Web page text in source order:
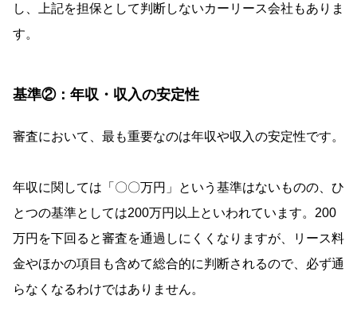
し、上記を担保として判断しないカーリース会社もありま
す。
基準②：年収・収入の安定性
審査において、最も重要なのは年収や収入の安定性です。
年収に関しては「〇〇万円」という基準はないものの、ひ
とつの基準としては200万円以上といわれています。200
万円を下回ると審査を通過しにくくなりますが、リース料
金やほかの項目も含めて総合的に判断されるので、必ず通
らなくなるわけではありません。